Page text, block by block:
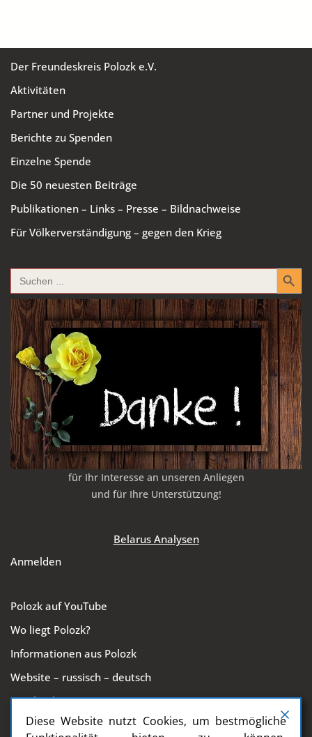
Der Freundeskreis Polozk e.V.
Aktivitäten
Partner und Projekte
Berichte zu Spenden
Einzelne Spende
Die 50 neuesten Beiträge
Publikationen – Links – Presse – Bildnachweise
Für Völkerverständigung – gegen den Krieg
Search
for:
Search Button
für Ihr Interesse an unseren Anliegen
und für Ihre Unterstützung!
Belarus Analysen
Anmelden
Polozk auf YouTube
Wo liegt Polozk?
Informationen aus Polozk
Website – russisch – deutsch
Facebook
Diese Website nutzt Cookies, um bestmögliche